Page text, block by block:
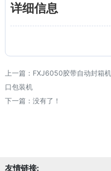
详细信息
上一篇： FXJ6050胶带自动封箱
口包装机
下一篇：没有了！
友情链接: